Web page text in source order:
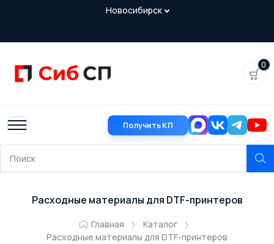
0
Получить КП
Расходные материалы для DTF-принтеров
Главная
Каталог
Расходные материалы для DTF-принтеров